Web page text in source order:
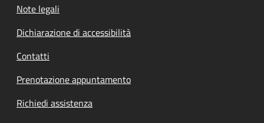
Note legali
Dichiarazione di accessibilità
Contatti
Prenotazione appuntamento
Richiedi assistenza